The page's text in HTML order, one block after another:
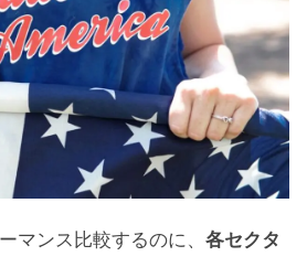
マンス比較するのに、 各セクタ